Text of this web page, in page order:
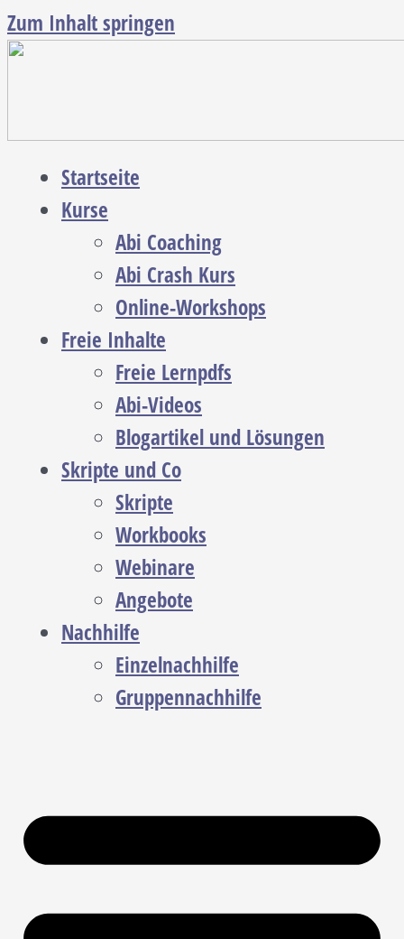
Zum Inhalt springen
Startseite
Kurse
Abi Coaching
Abi Crash Kurs
Online-Workshops
Freie Inhalte
Freie Lernpdfs
Abi-Videos
Blogartikel und Lösungen
Skripte und Co
Skripte
Workbooks
Webinare
Angebote
Nachhilfe
Einzelnachhilfe
Gruppennachhilfe